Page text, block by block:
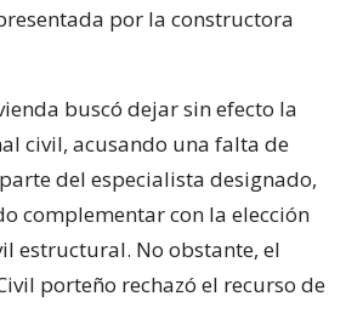
por la constructora
buscó dejar sin efecto la
civil, acusando una falta de
del especialista designado,
complementar con la elección
estructural. No obstante, el
porteño rechazó el recurso de